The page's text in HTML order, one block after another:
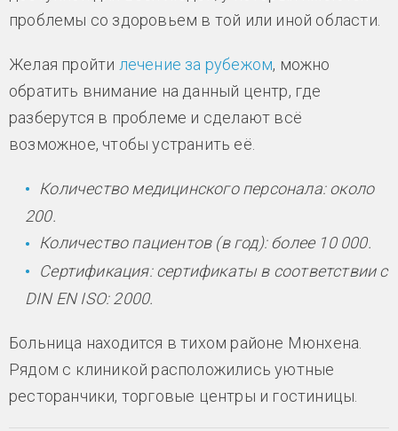
проблемы со здоровьем в той или иной области.
Желая пройти лечение за рубежом, можно
обратить внимание на данный центр, где
разберутся в проблеме и сделают всё
возможное, чтобы устранить её.
Количество медицинского персонала: около
200.
Количество пациентов (в год): более 10 000.
Сертификация: сертификаты в соответствии с
DIN EN ISO: 2000.
Больница находится в тихом районе Мюнхена.
Рядом с клиникой расположились уютные
ресторанчики, торговые центры и гостиницы.